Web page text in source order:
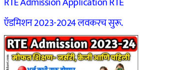
ऍडमिशन 2023-2024 लवकरच सुरू.